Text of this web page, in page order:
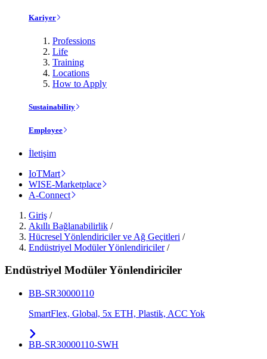
Kariyer
Professions
Life
Training
Locations
How to Apply
Sustainability
Employee
İletişim
IoTMart
WISE-Marketplace
A-Connect
Giriş /
Akıllı Bağlanabilirlik /
Hücresel Yönlendiriciler ve Ağ Geçitleri /
Endüstriyel Modüler Yönlendiriciler/
Endüstriyel Modüler Yönlendiriciler
BB-SR30000110
SmartFlex, Global, 5x ETH, Plastik, ACC Yok
BB-SR30000110-SWH